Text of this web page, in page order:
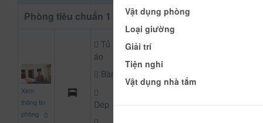
Phòng tiêu chuẩn 1 giường
Xem
thông tin
phòng
Tủ
áo
Bàn
Dép
350.000
Vật dụng phòng
Loại giường
Giải trí
Tiện nghi
Vật dụng nhà tắm